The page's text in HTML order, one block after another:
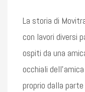
La storia di
con lavori diversi
ospiti da una
occhiali
proprio dalla